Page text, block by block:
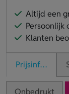
Altijd een
Persoonlijk
Klanten
Prijsinformatie
Onbedrukt